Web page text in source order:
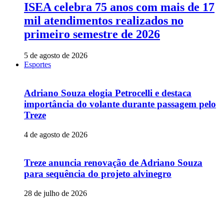
ISEA celebra 75 anos com mais de 17
mil atendimentos realizados no
primeiro semestre de 2026
5 de agosto de 2026
Esportes
Adriano Souza elogia Petrocelli e destaca
importância do volante durante passagem pelo
Treze
4 de agosto de 2026
Treze anuncia renovação de Adriano Souza
para sequência do projeto alvinegro
28 de julho de 2026